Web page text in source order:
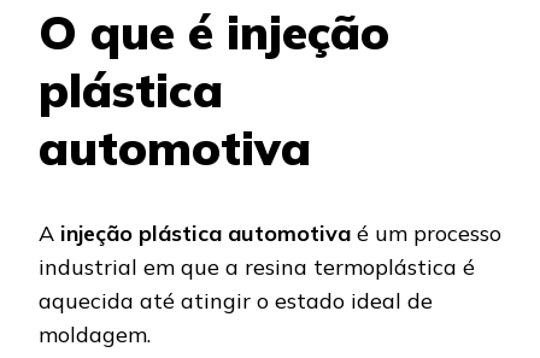
O que é injeção
plástica
automotiva
A injeção plástica automotiva é um processo
industrial em que a resina termoplástica é
aquecida até atingir o estado ideal de
moldagem.